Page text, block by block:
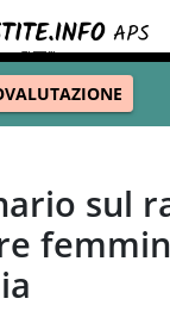
sul